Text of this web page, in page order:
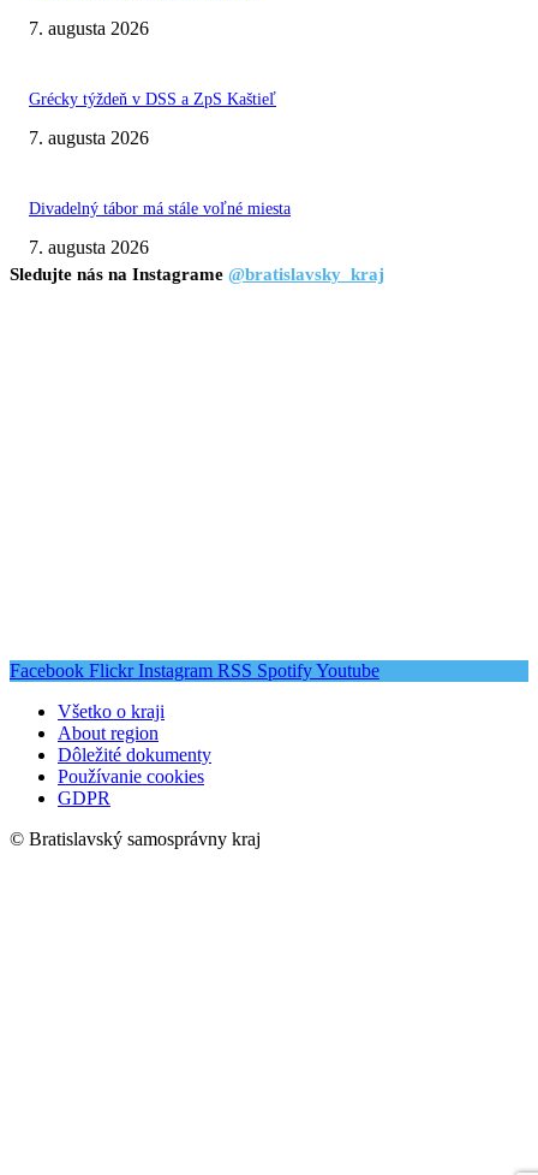
7. augusta 2026
Grécky týždeň v DSS a ZpS Kaštieľ
7. augusta 2026
Divadelný tábor má stále voľné miesta
7. augusta 2026
Sledujte nás na Instagrame @bratislavsky_kraj
Facebook Flickr Instagram RSS SpotifyYoutube
Všetko o kraji
About region
Dôležité dokumenty
Používanie cookies
GDPR
© Bratislavský samosprávny kraj